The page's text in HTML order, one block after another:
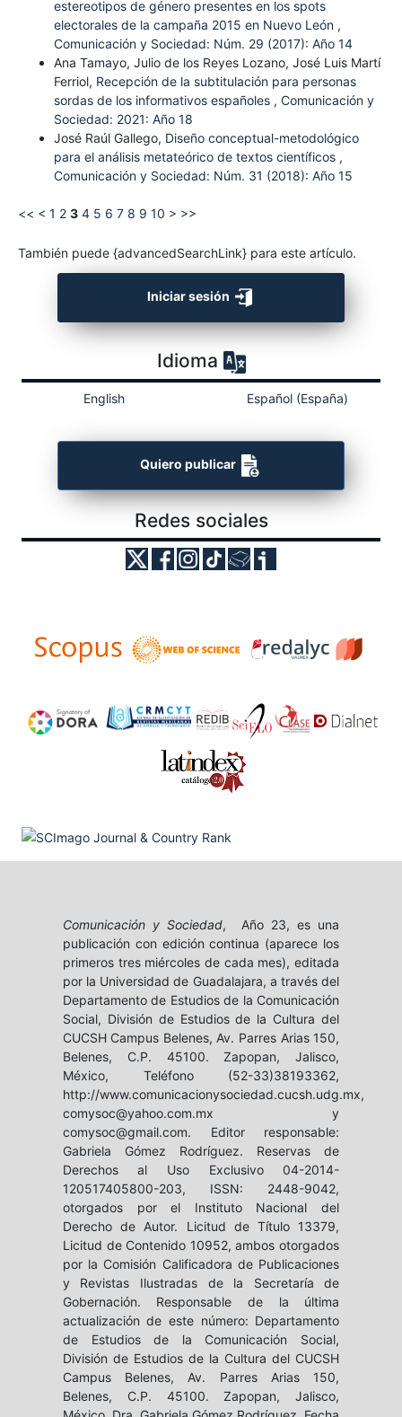
estereotipos de género presentes en los spots
electorales de la campaña 2015 en Nuevo León ,
Comunicación y Sociedad: Núm. 29 (2017): Año 14
Ana Tamayo, Julio de los Reyes Lozano, José Luis Martí
Ferriol, Recepción de la subtitulación para personas
sordas de los informativos españoles , Comunicación y
Sociedad: 2021: Año 18
José Raúl Gallego, Diseño conceptual-metodológico
para el análisis metateórico de textos científicos ,
Comunicación y Sociedad: Núm. 31 (2018): Año 15
<< < 1 2 3 4 5 6 7 8 9 10 > >>
También puede {advancedSearchLink} para este artículo.
Iniciar sesión
Idioma
English Español (España)
Quiero publicar
Redes sociales
Comunicación y Sociedad, Año 23, es una
publicación con edición continua (aparece los
primeros tres miércoles de cada mes), editada
por la Universidad de Guadalajara, a través del
Departamento de Estudios de la Comunicación
Social, División de Estudios de la Cultura del
CUCSH Campus Belenes, Av. Parres Arias 150,
Belenes, C.P. 45100. Zapopan, Jalisco,
México, Teléfono (52-33)38193362,
http://www.comunicacionysociedad.cucsh.udg.mx,
comysoc@yahoo.com.mx y
comysoc@gmail.com. Editor responsable:
Gabriela Gómez Rodríguez. Reservas de
Derechos al Uso Exclusivo 04-2014-
120517405800-203, ISSN: 2448-9042,
otorgados por el Instituto Nacional del
Derecho de Autor. Licitud de Título 13379,
Licitud de Contenido 10952, ambos otorgados
por la Comisión Calificadora de Publicaciones
y Revistas Ilustradas de la Secretaría de
Gobernación. Responsable de la última
actualización de este número: Departamento
de Estudios de la Comunicación Social,
División de Estudios de la Cultura del CUCSH
Campus Belenes, Av. Parres Arias 150,
Belenes, C.P. 45100. Zapopan, Jalisco,